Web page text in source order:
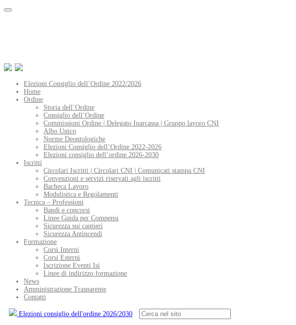
Elezioni Consiglio dell’Ordine 2022/2026
Home
Ordine
Storia dell’Ordine
Consiglio dell’Ordine
Commissioni Ordine | Delegato Inarcassa | Gruppo lavoro CNI
Albo Unico
Norme Deontologiche
Elezioni Consiglio dell’Ordine 2022-2026
Elezioni consiglio dell’ordine 2026-2030
Iscritti
Circolari Iscritti | Circolari CNI | Comunicati stampa CNI
Convenzioni e servizi riservati agli iscritti
Bacheca Lavoro
Modulistica e Regolamenti
Tecnica – Professioni
Bandi e concorsi
Linee Guida per Compensi
Sicurezza sui cantieri
Sicurezza Antincendi
Formazione
Corsi Interni
Corsi Esterni
Iscrizione Eventi Isi
Linee di indirizzo formazione
News
Amministrazione Trasparente
Contatti
Elezioni consiglio dell'ordine 2026/2030